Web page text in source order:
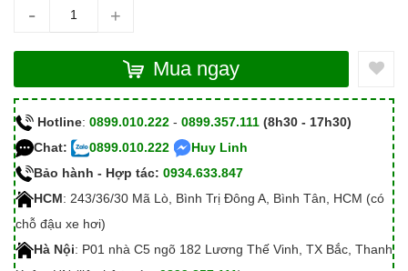
- +
Mua ngay
Hotline: 0899.010.222 - 0899.357.111 (8h30 - 17h30)
Chat:
0899.010.222
Huy Linh
Bảo hành - Hợp tác: 0934.633.847
HCM: 243/36/30 Mã Lò, Bình Trị Đông A, Bình Tân, HCM (có
chỗ đậu xe hơi)
Hà Nội: P01 nhà C5 ngõ 182 Lương Thế Vinh, TX Bắc, Thanh